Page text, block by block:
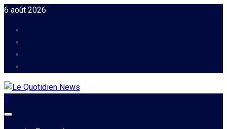
Skip
content
6 août 2026
Primary